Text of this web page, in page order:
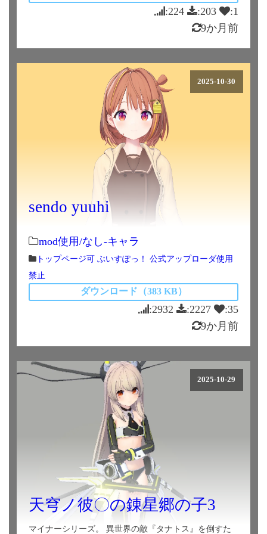
:224 :203
:1
9か月前
2025-10-30
sendo yuuhi
mod使用/なし-キャラ
トップページ可 ぶいすぽっ！
公式アップローダ使用
禁止
ダウンロード（383 KB）
:2932 :2227
:35
9か月前
2025-10-29
天穹ノ彼〇の錬星郷の子3
マイナーシリーズ。 異世界の敵『タナトス』を倒すた